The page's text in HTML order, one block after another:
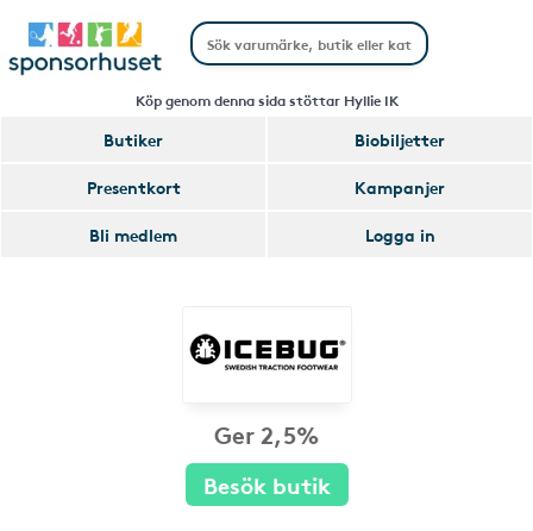
Köp genom denna sida stöttar Hyllie IK
Butiker
Biobiljetter
Presentkort
Kampanjer
Bli medlem
Logga in
Ger 2,5%
Besök butik